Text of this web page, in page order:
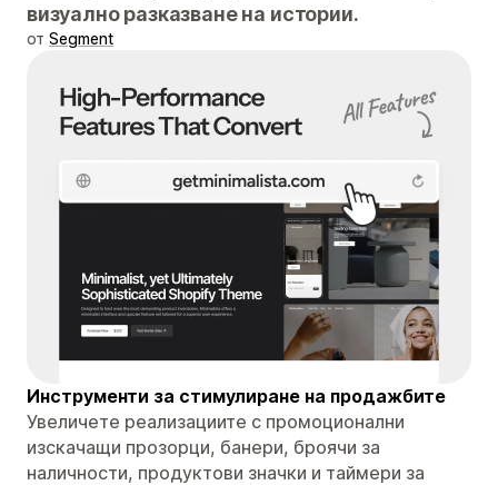
визуално разказване на истории.
от Segment
Инструменти за стимулиране на продажбите
Увеличете реализациите с промоционални
изскачащи прозорци, банери, броячи за
наличности, продуктови значки и таймери за